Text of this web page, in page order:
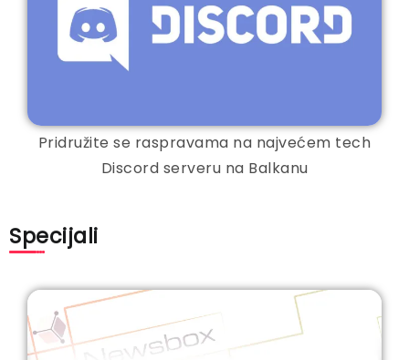
Pridružite se raspravama na najvećem tech
Discord serveru na Balkanu
Specijali